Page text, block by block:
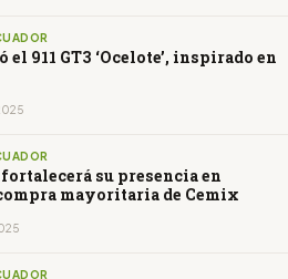
el 911 GT3 ‘Ocelote’, inspirado en
su presencia en
mayoritaria de Cemix